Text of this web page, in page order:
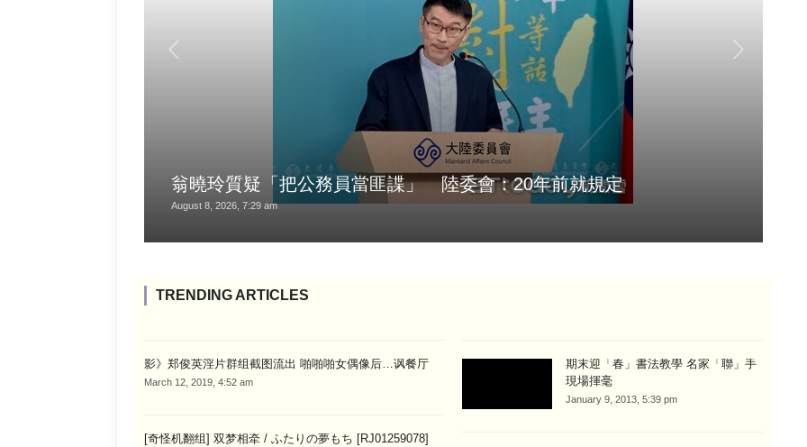
翁曉玲質疑「把公務員當匪諜」 陸委會：20年前就規定
August 8, 2026, 7:29 am
TRENDING ARTICLES
影》郑俊英淫片群组截图流出 啪啪啪女偶像后…讽餐厅
March 12, 2019, 4:52 am
[奇怪机翻组] 双梦相牵 / ふたりの夢もち [RJ01259078]
期末迎「春」書法教學 名家「聯」手
現場揮毫
January 9, 2013, 5:39 pm